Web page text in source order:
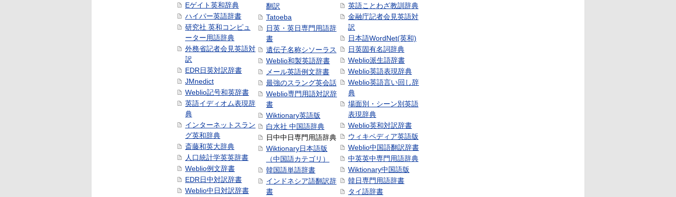
Eゲイト英和辞典
ハイパー英語辞書
研究社 英和コンピュ
ーター用語辞典
外務省記者会見英語対
訳
EDR日英対訳辞書
JMnedict
Weblio記号和英辞書
英語イディオム表現辞
典
インターネットスラン
グ英和辞典
斎藤和英大辞典
人口統計学英英辞書
Weblio例文辞書
EDR日中対訳辞書
Weblio中日対訳辞書
翻訳
Tatoeba
日英・英日専門用語辞
書
遺伝子名称シソーラス
Weblio和製英語辞書
メール英語例文辞書
最強のスラング英会話
Weblio専門用語対訳辞
書
Wiktionary英語版
白水社 中国語辞典
日中中日専門用語辞典
Wiktionary日本語版
（中国語カテゴリ）
韓国語単語辞書
インドネシア語翻訳辞
書
英語ことわざ教訓辞典
金融庁記者会見英語対
訳
日本語WordNet(英和)
日英固有名詞辞典
Weblio派生語辞書
Weblio英語表現辞典
Weblio英語言い回し辞
典
場面別・シーン別英語
表現辞典
Weblio英和対訳辞書
ウィキペディア英語版
Weblio中国語翻訳辞書
中英英中専門用語辞典
Wiktionary中国語版
韓日専門用語辞書
タイ語辞書